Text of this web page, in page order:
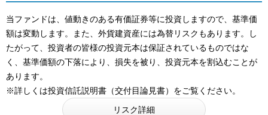
当ファンドは、値動きのある有価証券等に投資しますので、基準価
額は変動します。また、外貨建資産には為替リスクもあります。し
たがって、投資者の皆様の投資元本は保証されているものではな
く、基準価額の下落により、損失を被り、投資元本を割込むことが
あります。
※詳しくは投資信託説明書（交付目論見書）をご覧ください。
リスク詳細